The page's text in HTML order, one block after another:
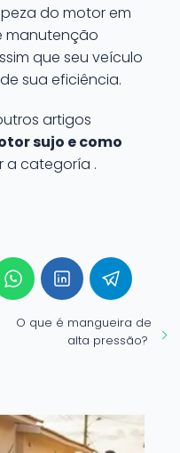
do motor em
manutenção
que seu veículo
sua eficiência.
artigos
sujo e como
a categoría .
O que é mangueira de
alta pressão?